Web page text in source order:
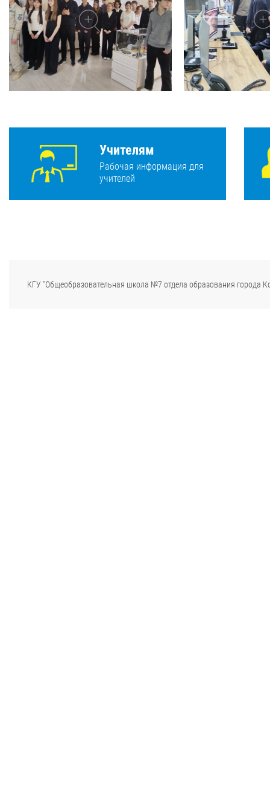
Учителям
Рабочая информация для
учителей
КГУ "Общеобразовательная школа №7 отдела образования города